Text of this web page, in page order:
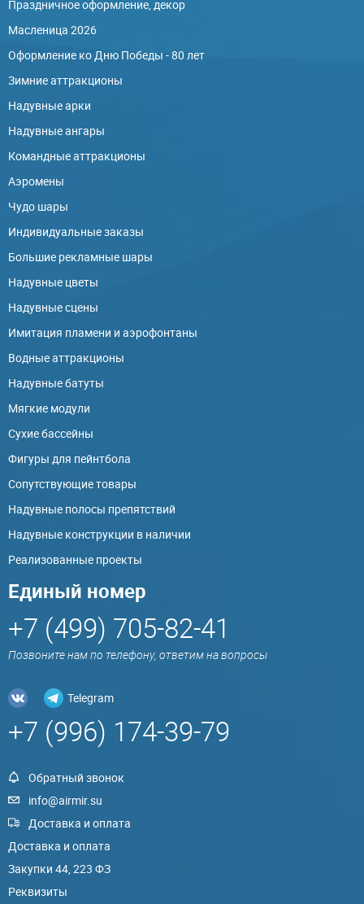
Праздничное оформление, декор
Масленица 2026
Оформление ко Дню Победы - 80 лет
Зимние аттракционы
Надувные арки
Надувные ангары
Командные аттракционы
Аэромены
Чудо шары
Индивидуальные заказы
Большие рекламные шары
Надувные цветы
Надувные сцены
Имитация пламени и аэрофонтаны
Водные аттракционы
Надувные батуты
Мягкие модули
Сухие бассейны
Фигуры для пейнтбола
Сопутствующие товары
Надувные полосы препятствий
Надувные конструкции в наличии
Реализованные проекты
Единый номер
+7 (499) 705-82-41
Позвоните нам по телефону, ответим на вопросы
Telegram
+7 (996) 174-39-79
Обратный звонок
info@airmir.su
Доставка и оплата
Доставка и оплата
Закупки 44, 223 ФЗ
Реквизиты